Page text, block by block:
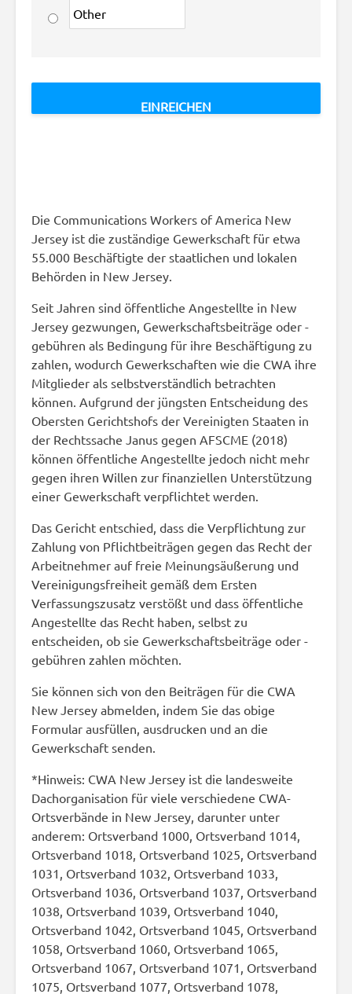
Die Communications Workers of America New
Jersey ist die zuständige Gewerkschaft für etwa
55.000 Beschäftigte der staatlichen und lokalen
Behörden in New Jersey.
Seit Jahren sind öffentliche Angestellte in New
Jersey gezwungen, Gewerkschaftsbeiträge oder -
gebühren als Bedingung für ihre Beschäftigung zu
zahlen, wodurch Gewerkschaften wie die CWA ihre
Mitglieder als selbstverständlich betrachten
können. Aufgrund der jüngsten Entscheidung des
Obersten Gerichtshofs der Vereinigten Staaten in
der Rechtssache Janus gegen AFSCME (2018)
können öffentliche Angestellte jedoch nicht mehr
gegen ihren Willen zur finanziellen Unterstützung
einer Gewerkschaft verpflichtet werden.
Das Gericht entschied, dass die Verpflichtung zur
Zahlung von Pflichtbeiträgen gegen das Recht der
Arbeitnehmer auf freie Meinungsäußerung und
Vereinigungsfreiheit gemäß dem Ersten
Verfassungszusatz verstößt und dass öffentliche
Angestellte das Recht haben, selbst zu
entscheiden, ob sie Gewerkschaftsbeiträge oder -
gebühren zahlen möchten.
Sie können sich von den Beiträgen für die CWA
New Jersey abmelden, indem Sie das obige
Formular ausfüllen, ausdrucken und an die
Gewerkschaft senden.
*Hinweis: CWA New Jersey ist die landesweite
Dachorganisation für viele verschiedene CWA-
Ortsverbände in New Jersey, darunter unter
anderem: Ortsverband 1000, Ortsverband 1014,
Ortsverband 1018, Ortsverband 1025, Ortsverband
1031, Ortsverband 1032, Ortsverband 1033,
Ortsverband 1036, Ortsverband 1037, Ortsverband
1038, Ortsverband 1039, Ortsverband 1040,
Ortsverband 1042, Ortsverband 1045, Ortsverband
1058, Ortsverband 1060, Ortsverband 1065,
Ortsverband 1067, Ortsverband 1071, Ortsverband
1075, Ortsverband 1077, Ortsverband 1078,